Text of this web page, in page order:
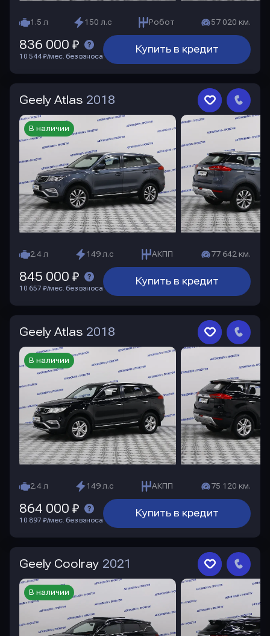
1.5 л 150 л.с Робот 57 020 км.
Купить в кредит
836 000 ₽
10 544 ₽/мес. без взноса
Geely Atlas 2018
2.4 л 149 л.с АКПП 77 642 км.
В наличии
Купить в кредит
845 000 ₽
10 657 ₽/мес. без взноса
Geely Atlas 2018
2.4 л 149 л.с АКПП 75 120 км.
В наличии
Купить в кредит
864 000 ₽
10 897 ₽/мес. без взноса
Geely Coolray 2021
В наличии